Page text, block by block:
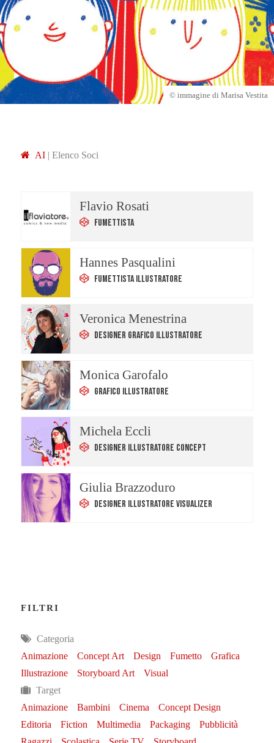
© immagine di Marisa Vestita
AI | Elenco Soci
Flavio Rosati
Fumettista
Hannes Pasqualini
Fumettista Illustratore
Veronica Menestrina
Designer Grafico Illustratore
Monica Garofalo
Grafico Illustratore
Michela Eccli
Designer Illustratore Concept
Giulia Brazzoduro
Designer Illustratore Visualizer
FILTRI
Categoria
Animazione
Concept Art Design Fumetto
Grafica
Illustrazione
Storyboard Art
Visual
Target
Animazione
Bambini Cinema
Concept Design
Editoria
Fiction Multimedia Packaging
Pubblicità